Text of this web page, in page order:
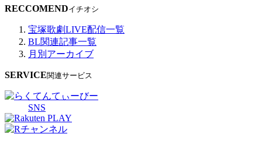
RECCOMENDイチオシ
宝塚歌劇LIVE配信一覧
BL関連記事一覧
月別アーカイブ
SERVICE関連サービス
SNS